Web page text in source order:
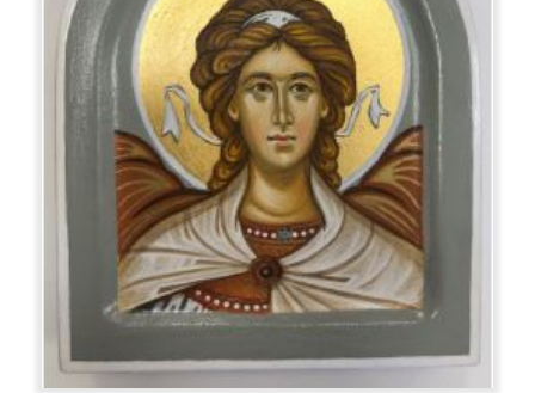
moderne Produkte ersetzt würden; zweitens, dass
selbst aus technischer Sicht das Potenzial dieser
Materialien nicht mit anderen Produkten erzielt
werden kann, die meistens synthetisch sind und daher
weder Leben noch Licht enthalten. Dies sind im
Wesentlichen die Gründe, warum die alte Kunst der
Ikonen uns nach den Restaurierungen des letzten
halben Jahrhunderts gezeigt hat, dass Meisterwerke
noch intakt sind, wie sie waren, als sie gemalt wurden.
Die Güte der verwendeten Zutaten hat es diesen
Gemälden ermöglicht, über die Jahrhunderte zu halten
und das in ihnen vorhandene materialisierte Licht
unverändert zu lassen.